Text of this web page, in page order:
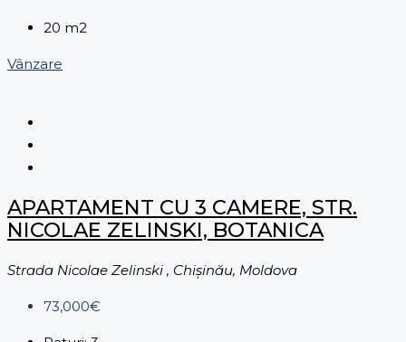
20 m2
Vânzare
APARTAMENT CU 3 CAMERE, STR.
NICOLAE ZELINSKI, BOTANICA
Strada Nicolae Zelinski , Chișinău, Moldova
73,000€